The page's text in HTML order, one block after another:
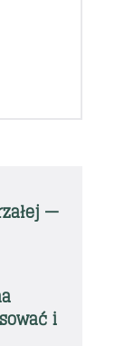
—
i